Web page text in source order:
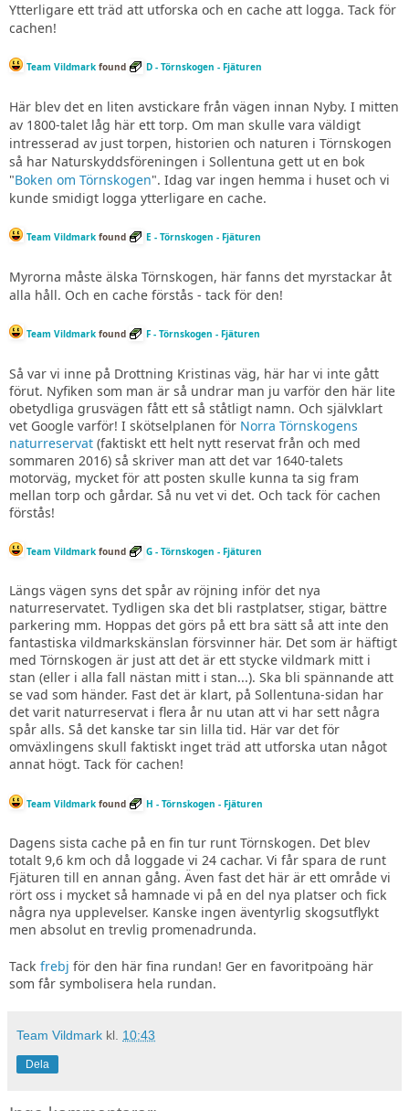
Ytterligare ett träd att utforska och en cache att logga. Tack för
cachen!
Team Vildmark found D - Törnskogen - Fjäturen
Här blev det en liten avstickare från vägen innan Nyby. I mitten
av 1800-talet låg här ett torp. Om man skulle vara väldigt
intresserad av just torpen, historien och naturen i Törnskogen
så har Naturskyddsföreningen i Sollentuna gett ut en bok
"Boken om Törnskogen". Idag var ingen hemma i huset och vi
kunde smidigt logga ytterligare en cache.
Team Vildmark found E - Törnskogen - Fjäturen
Myrorna måste älska Törnskogen, här fanns det myrstackar åt
alla håll. Och en cache förstås - tack för den!
Team Vildmark found F - Törnskogen - Fjäturen
Så var vi inne på Drottning Kristinas väg, här har vi inte gått
förut. Nyfiken som man är så undrar man ju varför den här lite
obetydliga grusvägen fått ett så ståtligt namn. Och självklart
vet Google varför! I skötselplanen för Norra Törnskogens
naturreservat (faktiskt ett helt nytt reservat från och med
sommaren 2016) så skriver man att det var 1640-talets
motorväg, mycket för att posten skulle kunna ta sig fram
mellan torp och gårdar. Så nu vet vi det. Och tack för cachen
förstås!
Team Vildmark found G - Törnskogen - Fjäturen
Längs vägen syns det spår av röjning inför det nya
naturreservatet. Tydligen ska det bli rastplatser, stigar, bättre
parkering mm. Hoppas det görs på ett bra sätt så att inte den
fantastiska vildmarkskänslan försvinner här. Det som är häftigt
med Törnskogen är just att det är ett stycke vildmark mitt i
stan (eller i alla fall nästan mitt i stan...). Ska bli spännande att
se vad som händer. Fast det är klart, på Sollentuna-sidan har
det varit naturreservat i flera år nu utan att vi har sett några
spår alls. Så det kanske tar sin lilla tid. Här var det för
omväxlingens skull faktiskt inget träd att utforska utan något
annat högt. Tack för cachen!
Team Vildmark found H - Törnskogen - Fjäturen
Dagens sista cache på en fin tur runt Törnskogen. Det blev
totalt 9,6 km och då loggade vi 24 cachar. Vi får spara de runt
Fjäturen till en annan gång. Även fast det här är ett område vi
rört oss i mycket så hamnade vi på en del nya platser och fick
några nya upplevelser. Kanske ingen äventyrlig skogsutflykt
men absolut en trevlig promenadrunda.
Tack frebj för den här fina rundan! Ger en favoritpoäng här
som får symbolisera hela rundan.
Team Vildmark kl. 10:43
Dela